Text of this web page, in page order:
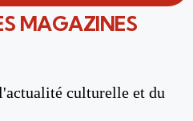
MAGAZINES
culturelle et du